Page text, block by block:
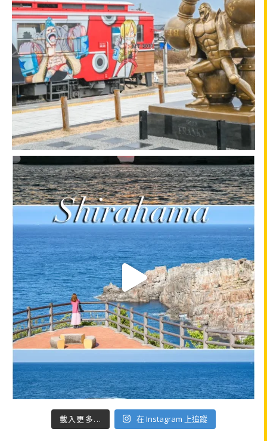
載入更多... 在 Instagram 上追蹤